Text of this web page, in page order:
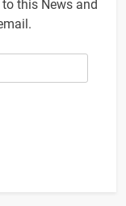
this News and